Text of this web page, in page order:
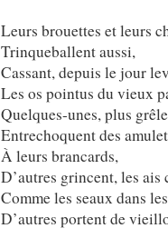
Leurs brouettes et leurs
Trinqueballent aussi,
Cassant, depuis le jour
Les os pointus du vieux
Quelques-unes, plus
Entrechoquent des
À leurs brancards,
D’autres grincent, les ais
Comme les seaux dans
D’autres portent de